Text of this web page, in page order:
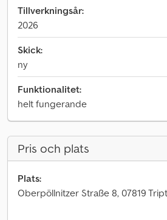
Tillverkningsår:
2026
Skick:
ny
Funktionalitet:
helt fungerande
Pris och plats
Plats:
Oberpöllnitzer Straße 8, 07819